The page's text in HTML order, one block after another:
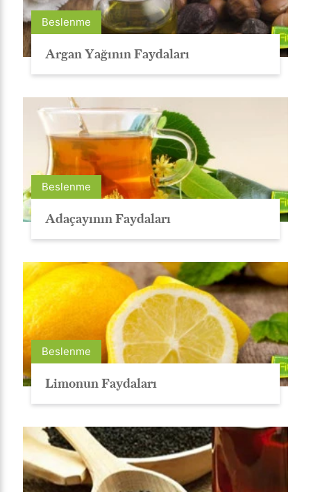
Beslenme
Argan Yağının Faydaları
Beslenme
Adaçayının Faydaları
Beslenme
Limonun Faydaları